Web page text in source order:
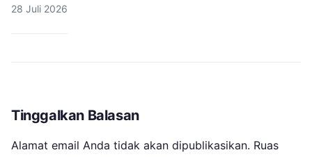
28 Juli 2026
Tinggalkan Balasan
Alamat email Anda tidak akan dipublikasikan. Ruas